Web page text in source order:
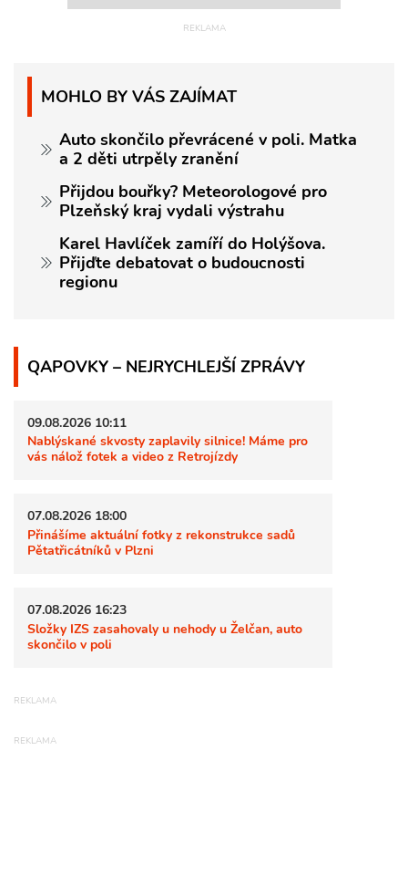
MOHLO BY VÁS ZAJÍMAT
Auto skončilo převrácené v poli. Matka
a 2 děti utrpěly zranění
Přijdou bouřky? Meteorologové pro
Plzeňský kraj vydali výstrahu
Karel Havlíček zamíří do Holýšova.
Přijďte debatovat o budoucnosti
regionu
QAPOVKY – NEJRYCHLEJŠÍ ZPRÁVY
09.08.2026 10:11
Nablýskané skvosty zaplavily silnice! Máme pro
vás nálož fotek a video z Retrojízdy
07.08.2026 18:00
Přinášíme aktuální fotky z rekonstrukce sadů
Pětatřicátníků v Plzni
07.08.2026 16:23
Složky IZS zasahovaly u nehody u Želčan, auto
skončilo v poli